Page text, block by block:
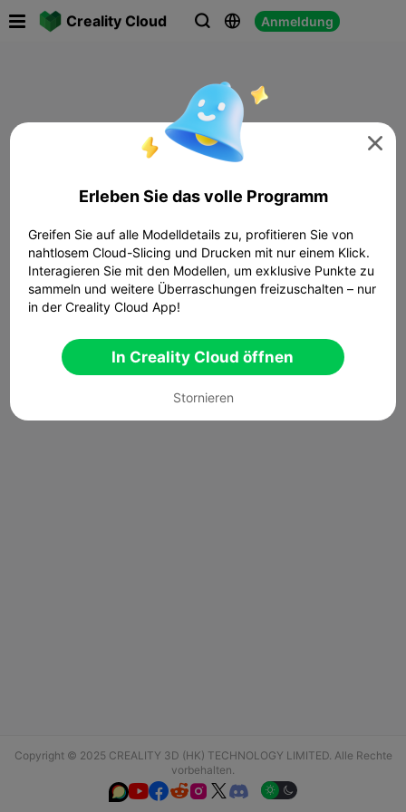
Creality Cloud   Anmeldung
Copyright © 2025 CREALITY 3D (HK) TECHNOLOGY LIMITED. Alle Rechte
vorbehalten.
  

Erleben Sie das volle Programm
Greifen Sie auf alle Modelldetails zu, profitieren Sie von
nahtlosem Cloud-Slicing und Drucken mit nur einem Klick.
Interagieren Sie mit den Modellen, um exklusive Punkte zu
sammeln und weitere Überraschungen freizuschalten – nur
in der Creality Cloud App!
In Creality Cloud öffnen
Stornieren